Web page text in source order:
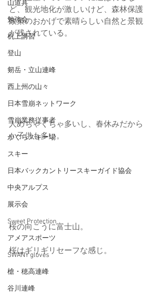
山道具
勉強会
机上講習
登山
剱岳・立山連峰
西上州の山々
日本雪崩ネットワーク
雪崩業務従事者
かぐらスキー場
スキー
日本バックカントリースキーガイド協会
中央アルプス
展示会
Sweet Protection
アメアスポーツ
SWANY gloves
槍・穂高連峰
谷川連峰
ど、観光地化が激しいけど、森林保護
政策のおかげで素晴らしい自然と景観
が残されている。
人めちゃくちゃ多いし、春休みだから
か子供も多い。
桜の向こうに富士山。
桜はギリギリセーフな感じ。